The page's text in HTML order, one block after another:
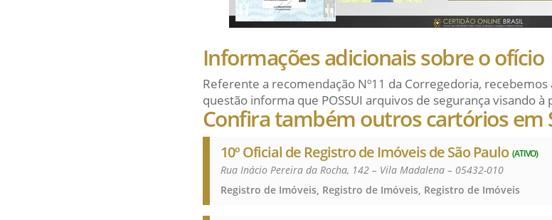
Informações adicionais sobre o ofício
Referente a recomendação Nº11 da Corregedoria,
questão informa que POSSUI arquivos de segurança visando
Confira também outros cartórios em
10º Oficial de Registro de Imóveis de São Paulo (ATIVO)
Rua Inácio Pereira da Rocha, 142 – Vila Madalena – 05432-010
Registro de Imóveis, Registro de Imóveis, Registro de Imóveis